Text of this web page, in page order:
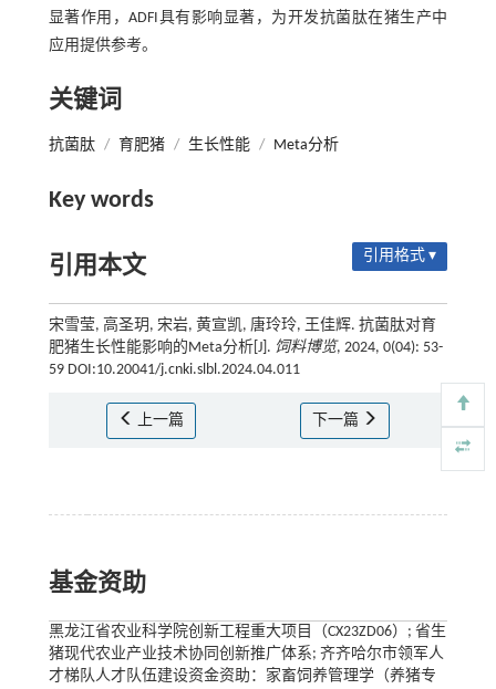
显著作用，ADFI具有影响显著，为开发抗菌肽在猪生产中
应用提供参考。
关键词
抗菌肽 / 育肥猪 / 生长性能 / Meta分析
Key words
引用本文 引用格式 ▾
宋雪莹, 高圣玥, 宋岩, 黄宣凯, 唐玲玲, 王佳辉. 抗菌肽对育
肥猪生长性能影响的Meta分析[J]. 饲料博览, 2024, 0(04): 53-
59 DOI:10.20041/j.cnki.slbl.2024.04.011
上一篇 下一篇
基金资助
黑龙江省农业科学院创新工程重大项目（CX23ZD06）; 省生
猪现代农业产业技术协同创新推广体系; 齐齐哈尔市领军人
才梯队人才队伍建设资金资助：家畜饲养管理学（养猪专